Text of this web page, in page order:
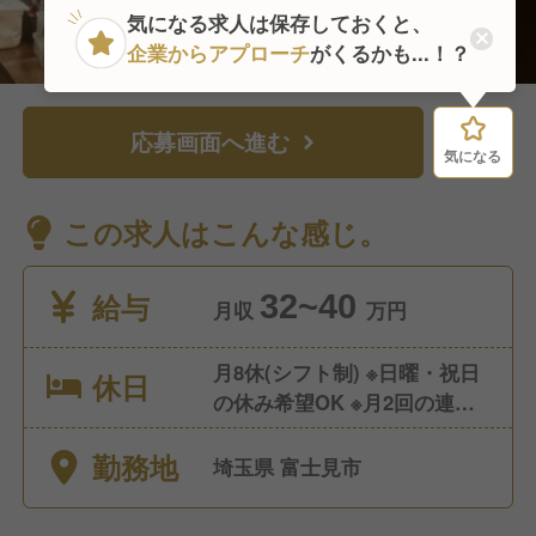
応募画面へ進む 気になる
この求人はこんな感じ。
給与
月収 32~40 万円
休日
月8休(シフト制) ※日曜・祝日
の休み希望OK ※月2回の連休
OK ※年末年始休暇有 ※他、夏
期・冬期休暇、年末年始休
勤務地 埼玉県 富士見市
気になる
気になる求人は保存しておくと、
企業からアプローチがくるかも...！？